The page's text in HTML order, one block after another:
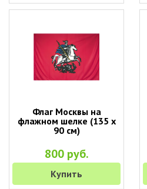
Флаг Москвы на
флажном шелке (135 х
90 см)
800 руб.
Купить